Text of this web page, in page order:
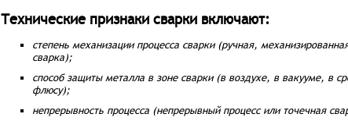
Технические признаки сварки включают:
степень механизации процесса сварки (ручная,
сварка);
способ защиты металла в зоне сварки (в воздухе, в вакууме, в
флюсу);
непрерывность процесса (непрерывный процесс или точечная